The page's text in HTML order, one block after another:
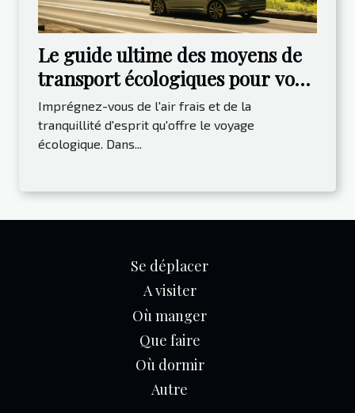
Le guide ultime des moyens de
transport écologiques pour vos
vacances
Imprégnez-vous de l'air frais et de la
tranquillité d'esprit qu'offre le voyage
écologique. Dans...
Se déplacer
A visiter
Où manger
Que faire
Où dormir
Autre